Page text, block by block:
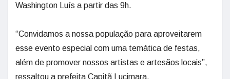
Washington Luís a partir das 9h.
“Convidamos a nossa população para aproveitarem
esse evento especial com uma temática de festas,
além de promover nossos artistas e artesãos locais”,
ressaltou a prefeita Capitã Lucimara.